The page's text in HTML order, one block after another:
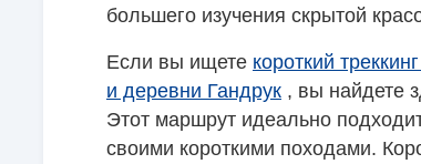
большего изучения скрытой
Если вы ищете короткий
и деревни Гандрук , вы найдете
Этот маршрут идеально
своими короткими походами.